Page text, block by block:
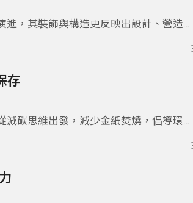
進，其裝飾與構造更反映出設計、營造與
與解說活動，帶領親子與學生更認識這
存
碳思維出發，減少金紙焚燒，倡導環境
不息，永續發展。因此申請環境教育設施